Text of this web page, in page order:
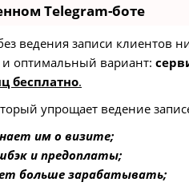
Telegram-боте
ведения записи
оптимальный вариант:
бесплатно.
упрощает ведение
им о визите;
и предоплаты;
больше зарабатывать;